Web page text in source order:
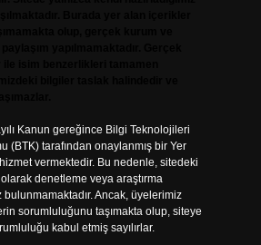
Kanun gereğince Bilgi Teknolojileri
(BTK) tarafından onaylanmış bir Yer
vermektedir. Bu nedenle, sitedeki
denetleme veya araştırma
Ancak, üyelerimiz
sorumluluğunu taşımakta olup, siteye
kabul etmiş sayılırlar.